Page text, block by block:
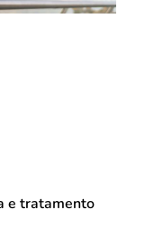
e tratamento